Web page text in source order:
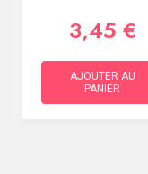
3,45 €
AJOUTER AU
PANIER